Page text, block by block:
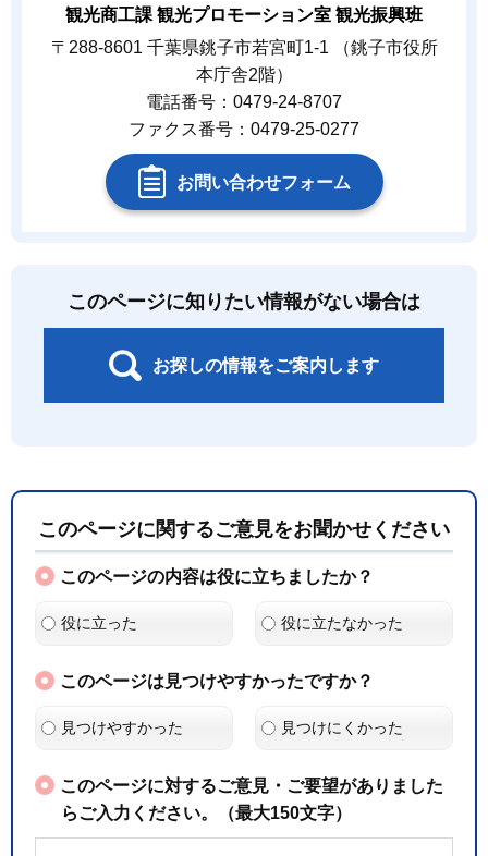
観光商工課 観光プロモーション室 観光振興班
〒288-8601 千葉県銚子市若宮町1-1 （銚子市役所
本庁舎2階）
電話番号：0479-24-8707
ファクス番号：0479-25-0277
お問い合わせフォーム
このページに知りたい情報がない場合は
お探しの情報をご案内します
このページに関するご意見をお聞かせください
このページの内容は役に立ちましたか？
役に立った 役に立たなかった
このページは見つけやすかったですか？
見つけやすかった 見つけにくかった
このページに対するご意見・ご要望がありました
らご入力ください。（最大150文字）